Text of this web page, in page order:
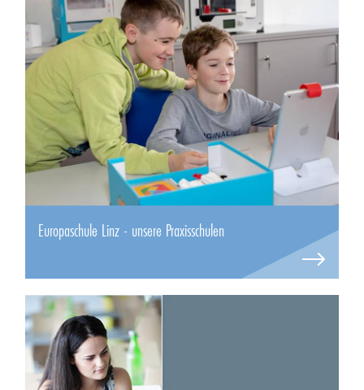
Europaschule Linz - unsere Praxisschulen